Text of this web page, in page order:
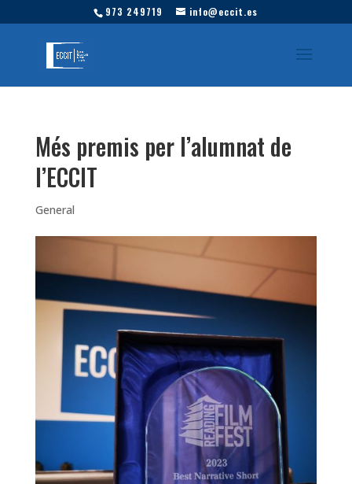
973 249719 info@eccit.es
Més premis per l’alumnat de
l’ECCIT
General